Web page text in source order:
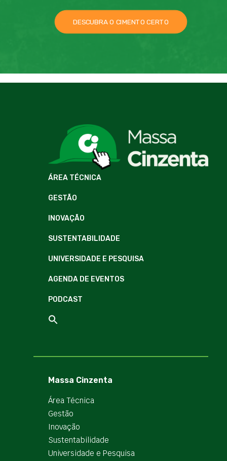
DESCUBRA O CIMENTO CERTO
ÁREA TÉCNICA
GESTÃO
INOVAÇÃO
SUSTENTABILIDADE
UNIVERSIDADE E PESQUISA
AGENDA DE EVENTOS
PODCAST
Massa Cinzenta
Área Técnica
Gestão
Inovação
Sustentabilidade
Universidade e Pesquisa